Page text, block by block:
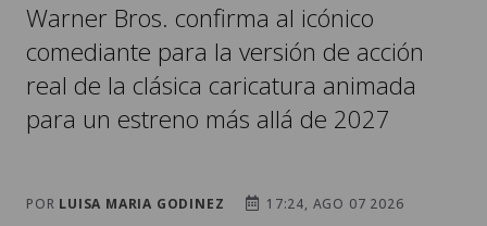
Warner Bros. confirma al icónico
comediante para la versión de acción
real de la clásica caricatura animada
para un estreno más allá de 2027
POR LUISA MARIA GODINEZ
17:24, AGO 07 2026